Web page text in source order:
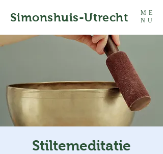
ME
NU
Simonshuis-Utrecht
Stiltemeditatie